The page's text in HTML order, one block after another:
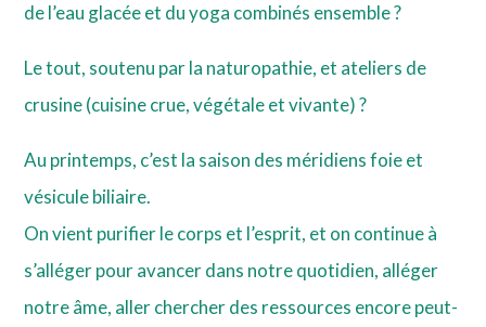
de l’eau glacée et du yoga combinés ensemble ?
Le tout, soutenu par la naturopathie, et ateliers de
crusine (cuisine crue, végétale et vivante) ?
Au printemps, c’est la saison des méridiens foie et
vésicule biliaire.
On vient purifier le corps et l’esprit, et on continue à
s’alléger pour avancer dans notre quotidien, alléger
notre âme, aller chercher des ressources encore peut-